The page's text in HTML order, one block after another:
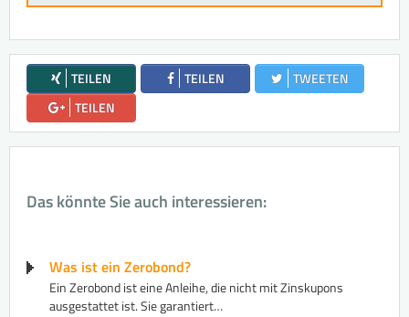
TEILEN TEILEN
TWEETEN
TEILEN
Das könnte Sie auch interessieren:
Was ist ein Zerobond?
Ein Zerobond ist eine Anleihe, die nicht mit Zinskupons
ausgestattet ist. Sie garantiert…